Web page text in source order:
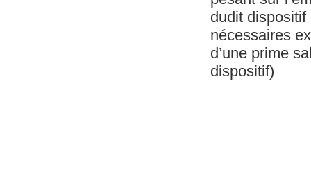
dudit
nécessaires
d’une prime
dispositif)